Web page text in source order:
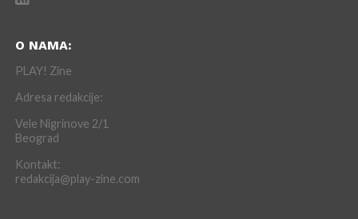
O NAMA:
PLAY! Zine
Adresa redakcije:
Vele Nigrinove 2/1
Beograd
Kontakt:
redakcija@play-zine.com